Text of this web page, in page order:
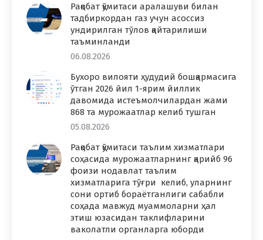
Рақобат қўмитаси аралашуви билан
тадбиркордан газ учун асоссиз
ундирилган тўлов қайтарилиши
таъминланди
06.08.2026
Бухоро вилояти ҳудудий бошқармасига
ўтган 2026 йил 1-ярим йиллик
давомида истеъмолчилардан жами
868 та мурожаатлар келиб тушган
05.08.2026
Рақобат қўмитаси таълим хизматлари
соҳасида мурожаатларнинг қарийб 96
фоизи нодавлат таълим
хизматларига тўғри келиб, уларнинг
сони ортиб бораётганлиги сабабли
соҳада мавжуд муаммоларни ҳал
этиш юзасидан таклифларини
ваколатли органларга юборди